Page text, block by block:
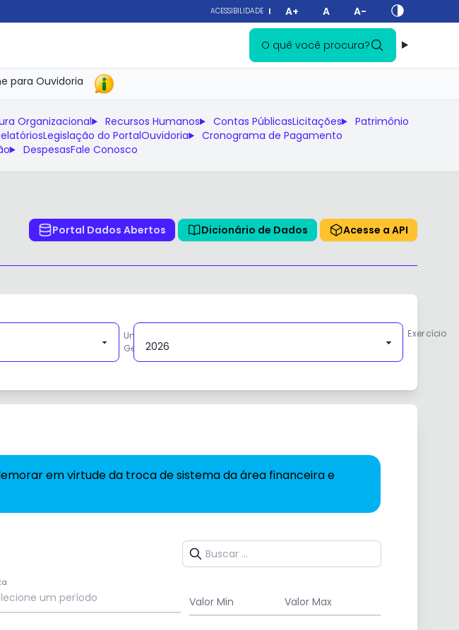
ACESSIBILIDADE A+ A A-
O quê você procura?
Organizacional Recursos Humanos Contas PúblicasLicitações
Patrimônio
Legislação do PortalOuvidoria
Cronograma de Pagamento
DespesasFale Conosco
Portal Dados Abertos Dicionário de Dados Acesse a API
Unidade
Gestora
Exercício
em virtude da troca de sistema da área financeira e
Valor Min Valor Max